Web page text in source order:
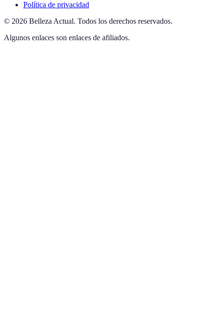
Política de privacidad
© 2026 Belleza Actual. Todos los derechos reservados.
Algunos enlaces son enlaces de afiliados.